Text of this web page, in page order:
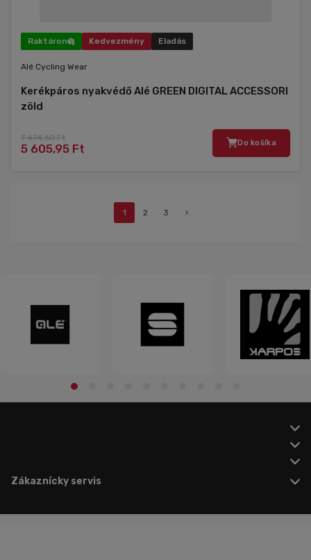
Raktáron Kedvezmény Eladás
Alé Cycling Wear
Kerékpáros nyakvédő Alé GREEN DIGITAL ACCESSORI
zöld
7 474,60 Ft
5 605,95 Ft Do košíka
1 2 3 ›
Zákaznícky servis